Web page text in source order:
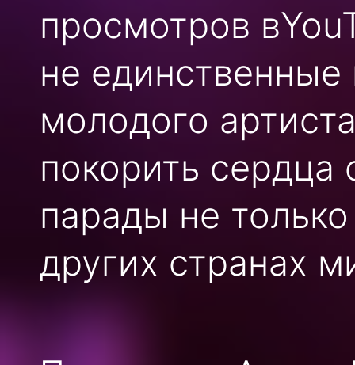
просмотров
не
молодого
покорить сердца
парады не
других странах